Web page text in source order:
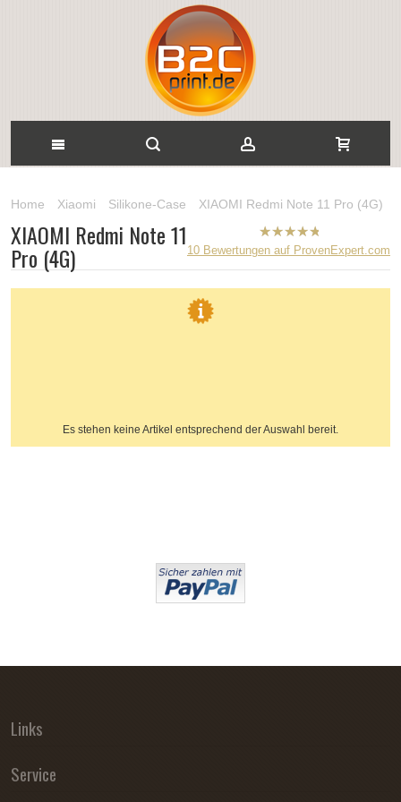
Home Xiaomi Silikone-Case XIAOMI Redmi Note 11 Pro (4G)
B2CPrint
Sternen |
10 Bewertungen auf ProvenExpert.com
XIAOMI Redmi Note 11
Pro (4G)
Es stehen keine Artikel entsprechend der Auswahl bereit.
Links
Service